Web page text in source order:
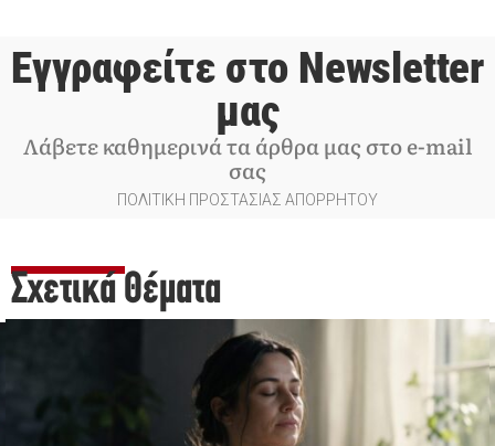
Εγγραφείτε στο Newsletter
μας
Λάβετε καθημερινά τα άρθρα μας στο e-mail
σας
ΠΟΛΙΤΙΚΗ ΠΡΟΣΤΑΣΙΑΣ ΑΠΟΡΡΗΤΟΥ
Σχετικά Θέματα